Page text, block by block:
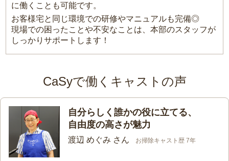
に働くことも可能です。
お客様宅と同じ環境での研修やマニュアルも完備◎
現場での困ったことや不安なことは、本部のスタッフが
しっかりサポートします！
CaSyで働くキャストの声
自分らしく誰かの役に立てる、
自由度の高さが魅力
渡辺 めぐみ さん お掃除キャスト歴 7年